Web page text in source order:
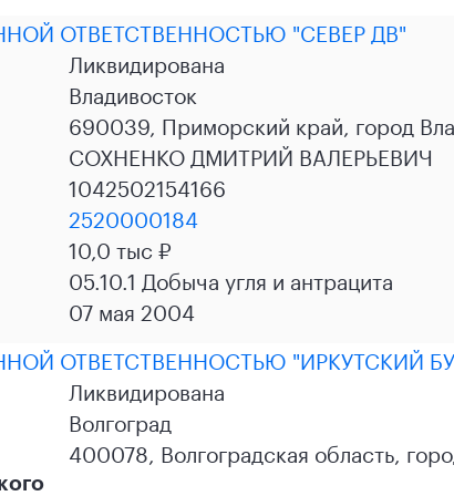
ОТВЕТСТВЕННОСТЬЮ "СЕВЕР ДВ"
Ликвидирована
Владивосток
690039, Приморский край, город
СОХНЕНКО ДМИТРИЙ ВАЛЕРЬЕВИЧ
1042502154166
2520000184
10,0 тыс ₽
05.10.1 Добыча угля и антрацита
07 мая 2004
ОТВЕТСТВЕННОСТЬЮ "ИРКУТСКИЙ
Ликвидирована
Волгоград
400078, Волгоградская область,